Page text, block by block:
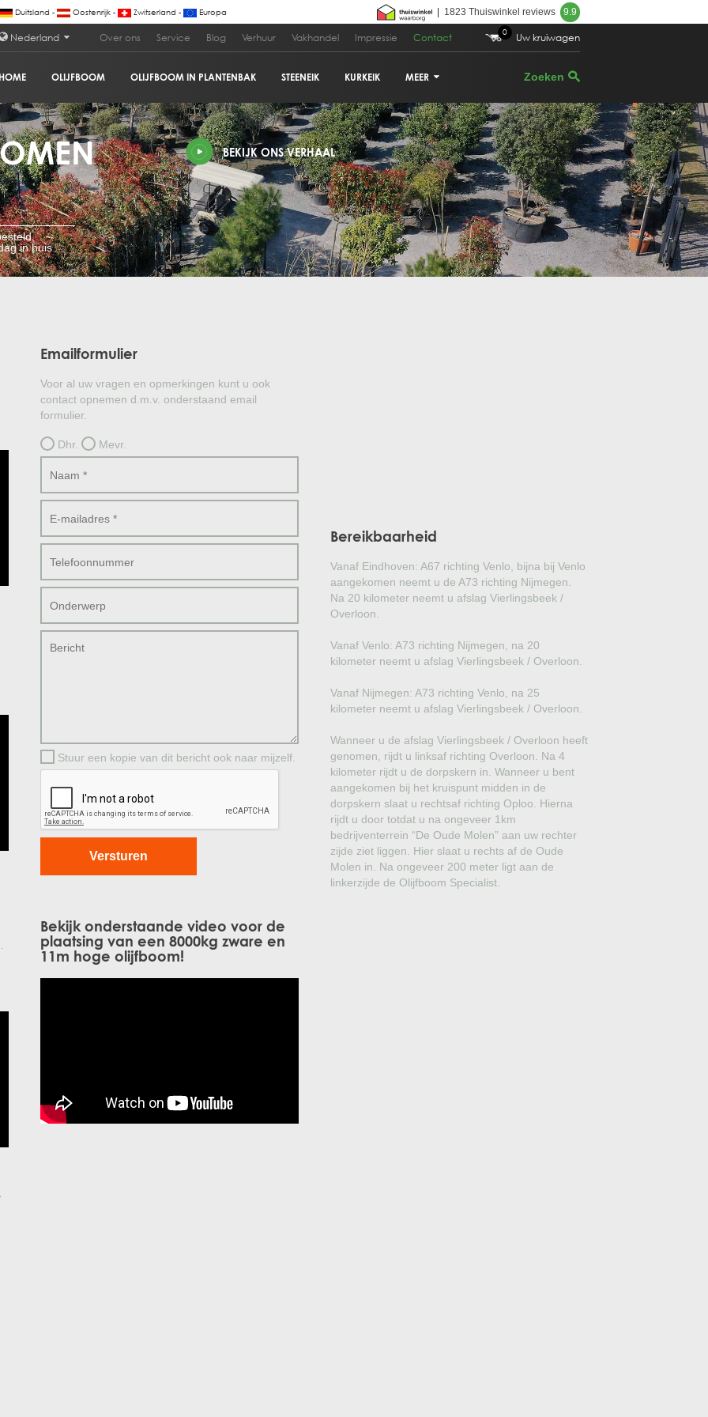
Duitsland - Oostenrijk - Zwitserland - Europa 1823 Thuiswinkel reviews 9.9
Nederland Over ons Service Blog Verhuur Vakhandel Impressie Contact 0 Uw kruiwagen
HOME OLIJFBOOM OLIJFBOOM IN PLANTENBAK STEENEIK KURKEIK MEER
VIJGENBOOM
PALMBOOM
DRUIVENRANK
GRANAATAPPELBOOM
PERZISCHE SLAAPBOOM
JAPANSE BONSAI
GROVE DEN
JAPANSE WOLMISPEL
TOSCAANSE JASMIJN
VORMSNOEI
BAMBOE
JUDASBOOM
BEKIJK ONS VERHAAL
in huis
Emailformulier
Voor al uw vragen en opmerkingen kunt u ook
contact opnemen d.m.v. onderstaand email
formulier.
Dhr. Mevr.
Stuur een kopie van dit bericht ook naar mijzelf.
Bekijk onderstaande video voor de
plaatsing van een 8000kg zware en
11m hoge olijfboom!
Bereikbaarheid
Vanaf Eindhoven: A67 richting Venlo, bijna bij Venlo
aangekomen neemt u de A73 richting Nijmegen.
Na 20 kilometer neemt u afslag Vierlingsbeek /
Overloon.
Vanaf Venlo: A73 richting Nijmegen, na 20
kilometer neemt u afslag Vierlingsbeek / Overloon.
Vanaf Nijmegen: A73 richting Venlo, na 25
kilometer neemt u afslag Vierlingsbeek / Overloon.
Wanneer u de afslag Vierlingsbeek / Overloon heeft
genomen, rijdt u linksaf richting Overloon. Na 4
kilometer rijdt u de dorpskern in. Wanneer u bent
aangekomen bij het kruispunt midden in de
dorpskern slaat u rechtsaf richting Oploo. Hierna
rijdt u door totdat u na ongeveer 1km
bedrijventerrein “De Oude Molen” aan uw rechter
zijde ziet liggen. Hier slaat u rechts af de Oude
Molen in. Na ongeveer 200 meter ligt aan de
linkerzijde de Olijfboom Specialist.